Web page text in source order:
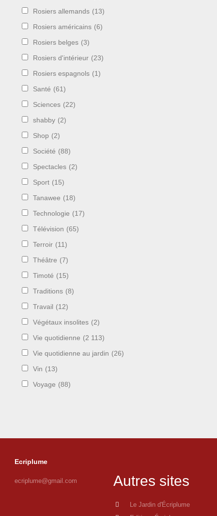
Rosiers allemands (13)
Rosiers américains (6)
Rosiers belges (3)
Rosiers d'intérieur (23)
Rosiers espagnols (1)
Santé (61)
Sciences (22)
shabby (2)
Shop (2)
Société (88)
Spectacles (2)
Sport (15)
Tanawee (18)
Technologie (17)
Télévision (65)
Terroir (11)
Théâtre (7)
Timoté (15)
Traditions (8)
Travail (12)
Végétaux insolites (2)
Vie quotidienne (2 113)
Vie quotidienne au jardin (26)
Vin (13)
Voyage (88)
Ecriplume
ecriplume@gmail.com Autres sites
Le Jardin d'Écriplume